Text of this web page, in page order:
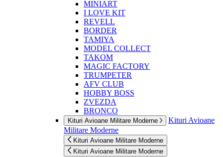
MINIART
I LOVE KIT
REVELL
BORDER
TAMIYA
MODEL COLLECT
TAKOM
MAGIC FACTORY
TRUMPETER
AFV CLUB
HOBBY BOSS
ZVEZDA
BRONCO
Kituri Avioane Militare Moderne
Kituri Avioane
Militare Moderne
Kituri Avioane Militare Moderne
Kituri Avioane Militare Moderne